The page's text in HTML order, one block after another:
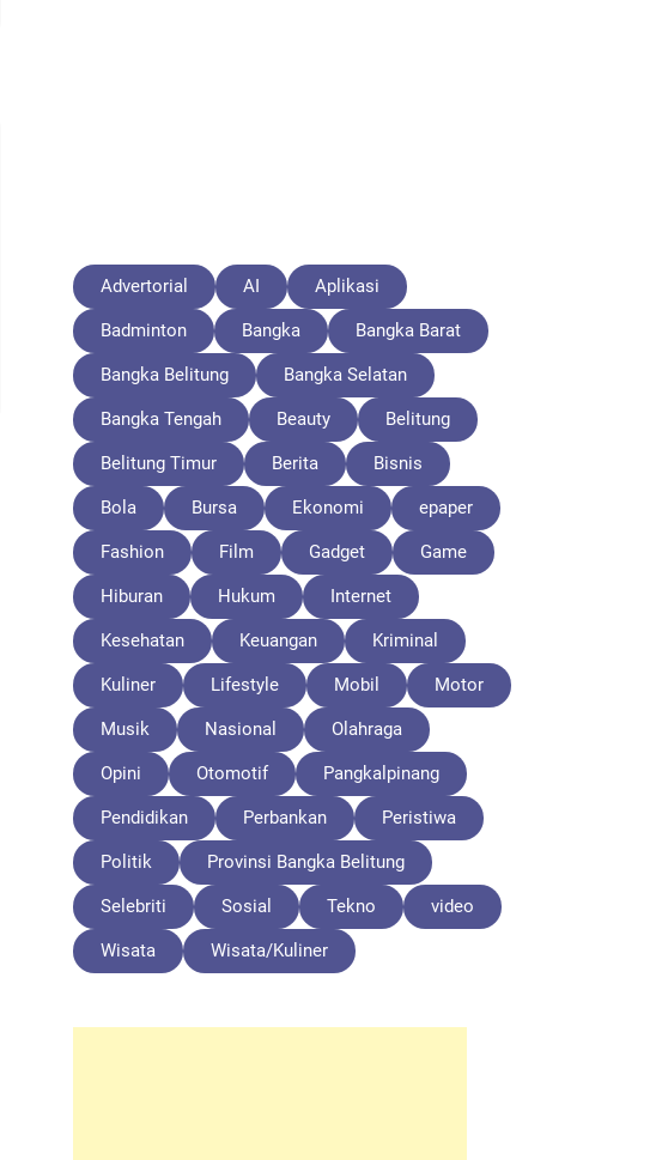
Advertorial AI Aplikasi
Badminton Bangka Bangka Barat
Bangka Belitung Bangka Selatan
Bangka Tengah Beauty Belitung
Belitung Timur Berita Bisnis
Bola Bursa Ekonomi epaper
Fashion Film Gadget Game
Hiburan Hukum Internet
Kesehatan Keuangan Kriminal
Kuliner Lifestyle Mobil Motor
Musik Nasional Olahraga
Opini Otomotif Pangkalpinang
Pendidikan Perbankan Peristiwa
Politik Provinsi Bangka Belitung
Selebriti Sosial Tekno video
Wisata Wisata/Kuliner